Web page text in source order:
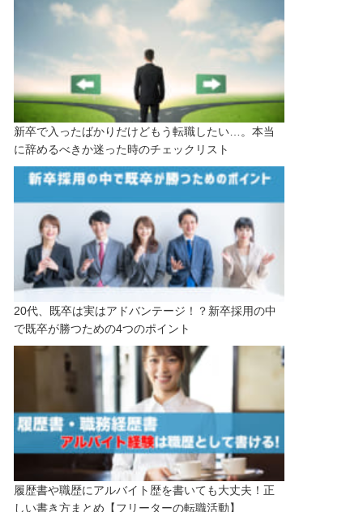
新卒で入ったばかりだけどもう転職したい…。本当
に辞めるべきか迷った時のチェックリスト
20代、既卒は実はアドバンテージ！？新卒採用の中
で既卒が勝つための4つのポイント
履歴書や職歴にアルバイト歴を書いても大丈夫！正
しい書き方まとめ【フリーターの転職活動】